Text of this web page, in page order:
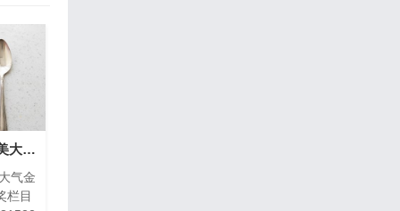
AE最新颁奖模板：唯美大气金色粒子晚会活动年会颁奖栏目包装
气金
栏目